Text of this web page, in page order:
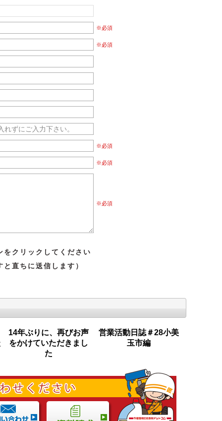
※必須
※必須
※必須
※必須
※必須
をクリックしてください
直ちに送信します）
14年ぶりに、再びお声
をかけていただきまし
た
営業活動日誌＃28小美
玉市編